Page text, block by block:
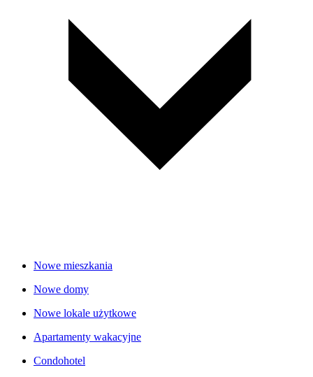
Nowe mieszkania
Nowe domy
Nowe lokale użytkowe
Apartamenty wakacyjne
Condohotel